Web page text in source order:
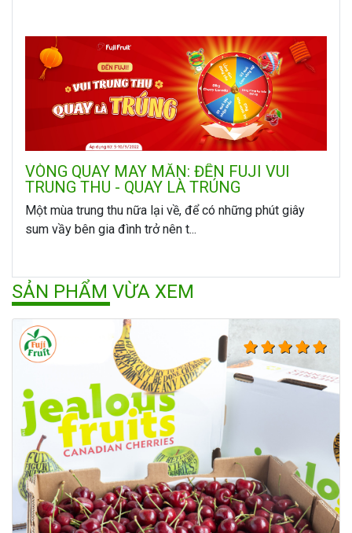
VÒNG QUAY MAY MẮN: ĐẾN FUJI VUI
TRUNG THU - QUAY LÀ TRÚNG
Một mùa trung thu nữa lại về, để có những phút giây
sum vầy bên gia đình trở nên t...
SẢN PHẨM VỪA XEM